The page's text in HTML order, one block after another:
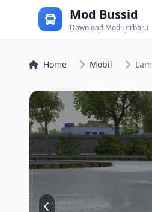
Mod Bussid
Download Mod Terbaru
Home Mobil